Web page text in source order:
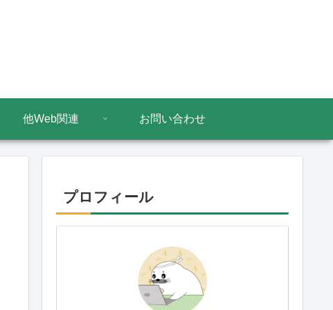
他Web関連 お問い合わせ
プロフィール